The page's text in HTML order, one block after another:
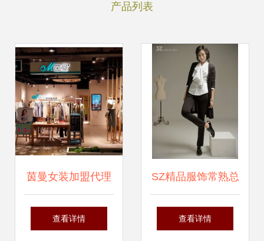
产品列表
茵曼女装加盟代理
全攻略 条件、流程
查看详情
SZ精品服饰常熟总
代理 引领时尚潮
查看详情